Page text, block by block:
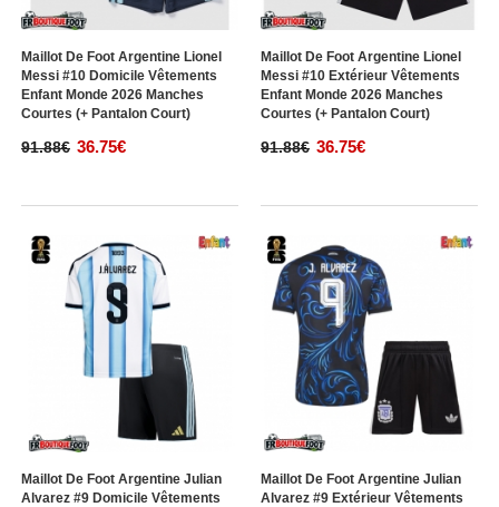
Maillot De Foot Argentine Lionel
Messi #10 Domicile Vêtements
Enfant Monde 2026 Manches
Courtes (+ Pantalon Court)
91.88€ 36.75€
Maillot De Foot Argentine Lionel
Messi #10 Extérieur Vêtements
Enfant Monde 2026 Manches
Courtes (+ Pantalon Court)
91.88€ 36.75€
Maillot De Foot Argentine Julian
Alvarez #9 Domicile Vêtements
Maillot De Foot Argentine Julian
Alvarez #9 Extérieur Vêtements